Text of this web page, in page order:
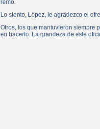
remo.
Lo siento, López, le agradezco el
Otros, los que mantuvieron siempre
en hacerlo. La grandeza de este